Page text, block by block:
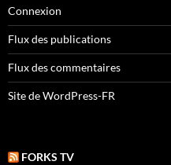
Connexion
Flux des publications
Flux des commentaires
Site de WordPress-FR
FORKS TV